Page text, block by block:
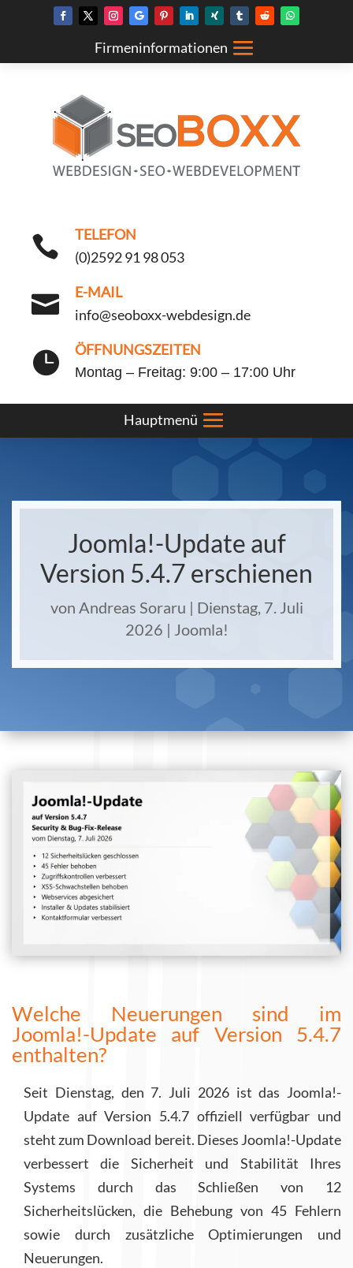

TELEFON
(0)2592 91 98 053

E-MAIL
info@seoboxx-webdesign.de
 ÖFFNUNGSZEITEN
Montag – Freitag: 9:00 – 17:00 Uhr
Joomla!-Update auf
Version 5.4.7 erschienen
von Andreas Soraru | Dienstag, 7. Juli
2026 | Joomla!
Welche Neuerungen sind im
Joomla!-Update auf Version 5.4.7
enthalten?
Seit Dienstag, den 7. Juli 2026 ist das Joomla!-
Update auf Version 5.4.7 offiziell verfügbar und
steht zum Download bereit. Dieses Joomla!-Update
verbessert die Sicherheit und Stabilität Ihres
Systems durch das Schließen von 12
Sicherheitslücken, die Behebung von 45 Fehlern
sowie durch zusätzliche Optimierungen und
Neuerungen.